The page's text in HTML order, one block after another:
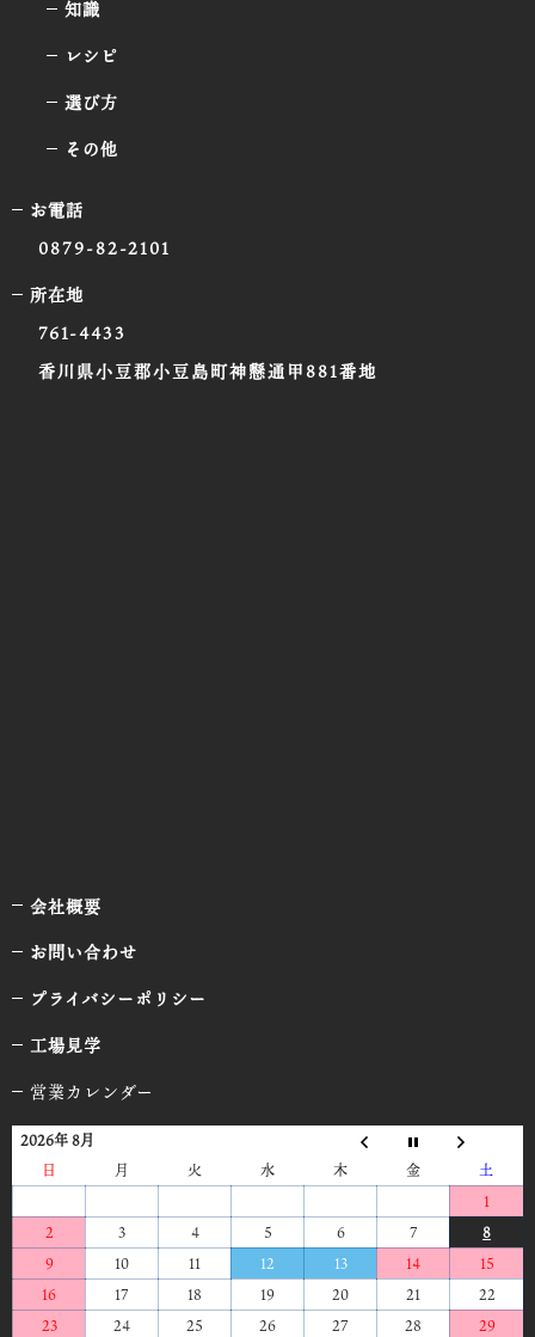
知識
レシピ
選び方
その他
お電話
0879-82-2101
所在地
761-4433
香川県小豆郡小豆島町神懸通甲881番地
会社概要
お問い合わせ
プライバシーポリシー
工場見学
営業カレンダー
2026年 8月
日
月 火 水 木 金
土
1
2
3 4 5 6 7
8
9
10 11 12 13 14
15
16
17 18 19 20 21
22
23
24 25 26 27 28 29